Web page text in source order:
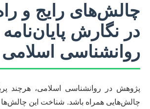
چالش‌های رایج و
در نگارش پایان‌نامه
روانشناسی اسلامی
پژوهش در روانشناسی اسلامی، هرچند
چالش‌هایی همراه باشد. شناخت این چالش‌ها